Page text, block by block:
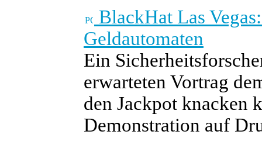
BlackHat Las
Geldautomaten
Ein
erwarteten Vortrag
den Jackpot knacken
Demonstration auf